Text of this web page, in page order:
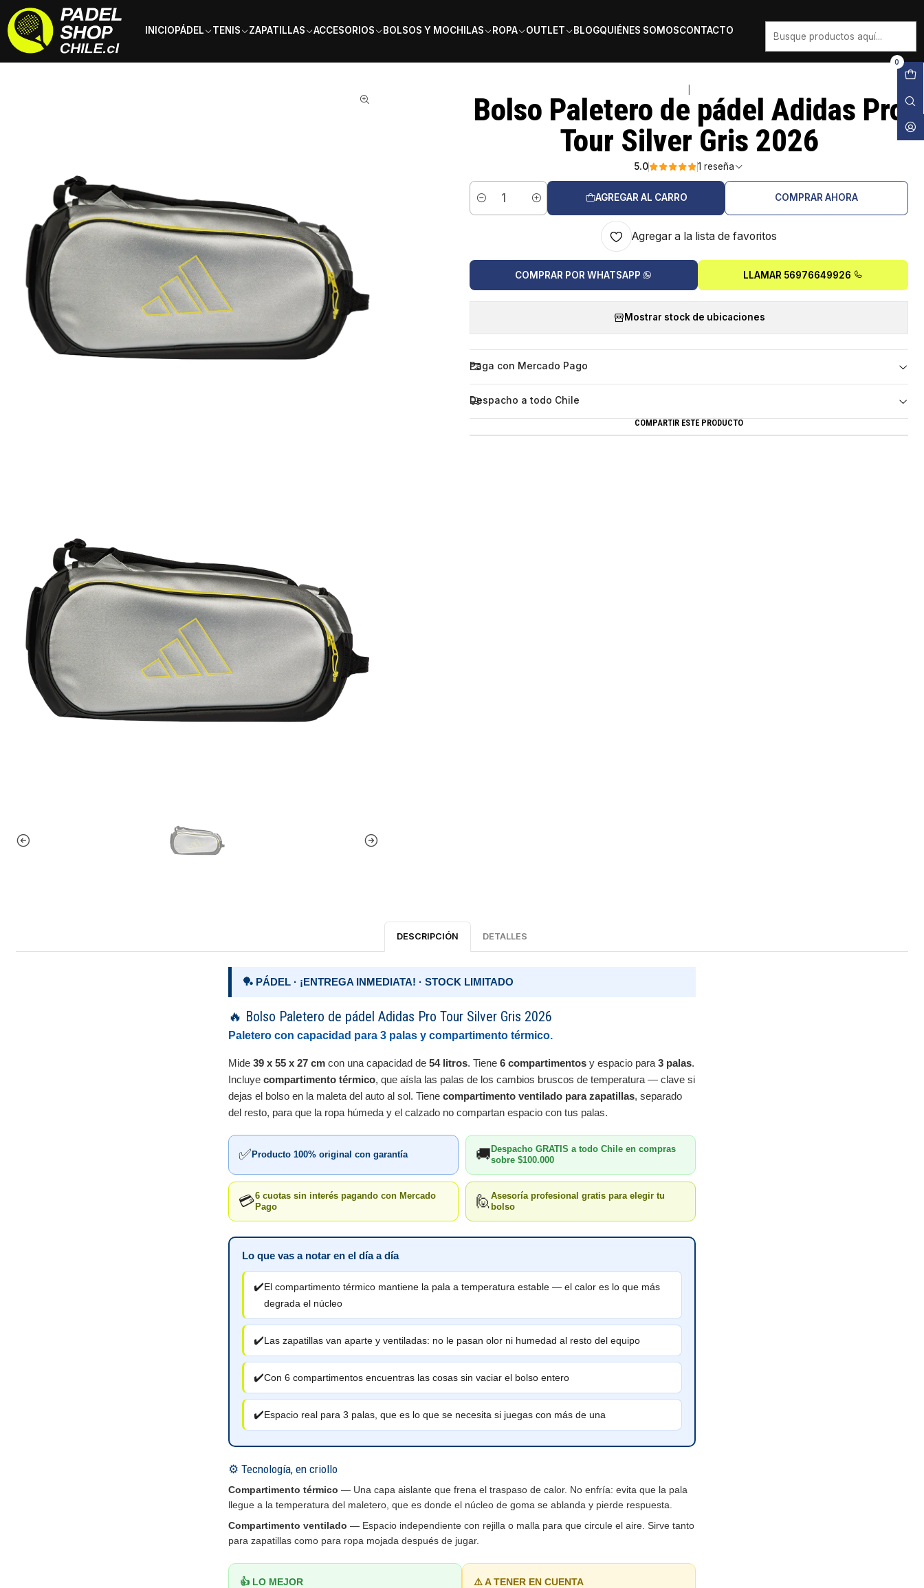
INICIOPÁDEL TENIS ZAPATILLAS ACCESORIOS BOLSOS Y MOCHILAS ROPA OUTLET BLOGQUIÉNES SOMOSCONTACTO
0
Inicio Bolsos y Mochilas
Bolso Paletero de pádel Adidas Pro
Tour Silver Gris 2026
5.0 1 reseña
Cantidad
AGREGAR AL CARRO COMPRAR AHORA
Agregar a la lista de favoritos
COMPRAR POR WHATSAPP LLAMAR 56976649926
Mostrar stock de ubicaciones
Paga con Mercado Pago
Despacho a todo Chile
COMPARTIR ESTE PRODUCTO
DESCRIPCIÓN DETALLES
🏓 PÁDEL · ¡ENTREGA INMEDIATA! · STOCK LIMITADO
🔥 Bolso Paletero de pádel Adidas Pro Tour Silver Gris 2026
Paletero con capacidad para 3 palas y compartimento térmico.
Mide 39 x 55 x 27 cm con una capacidad de 54 litros. Tiene 6 compartimentos y espacio para 3 palas.
Incluye compartimento térmico, que aísla las palas de los cambios bruscos de temperatura — clave si
dejas el bolso en la maleta del auto al sol. Tiene compartimento ventilado para zapatillas, separado
del resto, para que la ropa húmeda y el calzado no compartan espacio con tus palas.
✅ Producto 100% original con garantía 🚚 Despacho GRATIS a todo Chile en compras
sobre $100.000
💳6 cuotas sin interés pagando con Mercado
Pago
🙋 Asesoría profesional gratis para elegir tu
bolso
Lo que vas a notar en el día a día
✔️El compartimento térmico mantiene la pala a temperatura estable — el calor es lo que más
degrada el núcleo
✔️Las zapatillas van aparte y ventiladas: no le pasan olor ni humedad al resto del equipo
✔️Con 6 compartimentos encuentras las cosas sin vaciar el bolso entero
✔️Espacio real para 3 palas, que es lo que se necesita si juegas con más de una
⚙️ Tecnología, en criollo
Compartimento térmico — Una capa aislante que frena el traspaso de calor. No enfría: evita que la pala
llegue a la temperatura del maletero, que es donde el núcleo de goma se ablanda y pierde respuesta.
Compartimento ventilado — Espacio independiente con rejilla o malla para que circule el aire. Sirve tanto
para zapatillas como para ropa mojada después de jugar.
👍 LO MEJOR ⚠️ A TENER EN CUENTA